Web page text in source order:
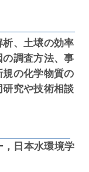
、土壌の効率
調査方法、事
の化学物質の
究や技術相談
，日本水環境学